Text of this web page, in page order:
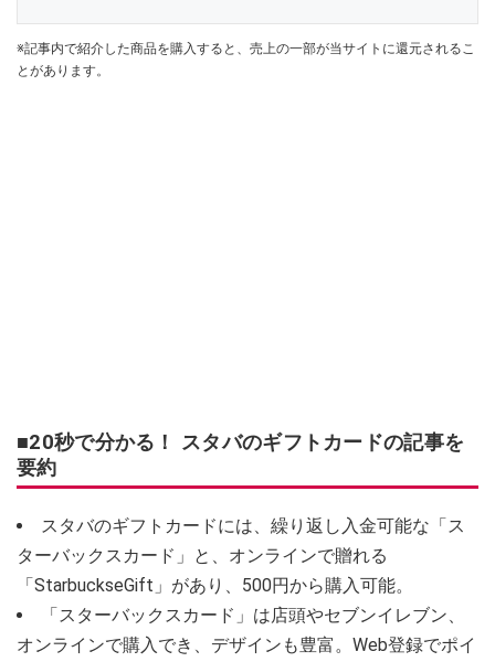
※記事内で紹介した商品を購入すると、売上の一部が当サイトに還元されるこ
とがあります。
■20秒で分かる！ スタバのギフトカードの記事を
要約
スタバのギフトカードには、繰り返し入金可能な「ス
ターバックスカード」と、オンラインで贈れる
「StarbuckseGift」があり、500円から購入可能。
「スターバックスカード」は店頭やセブンイレブン、
オンラインで購入でき、デザインも豊富。Web登録でポイ